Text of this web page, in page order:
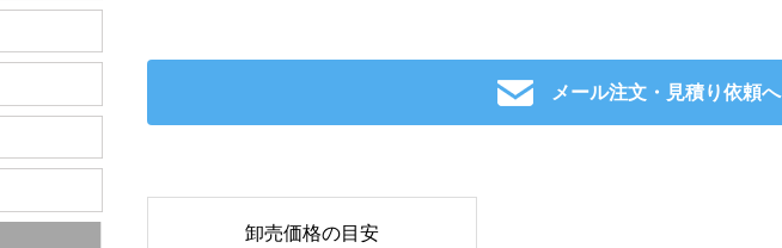
メール注文・見積り依頼へ
卸売価格の目安